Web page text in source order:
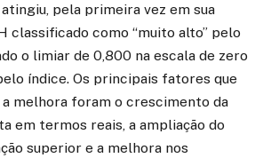
atingiu, pela primeira vez em sua
classificado como “muito alto” pelo
o limiar de 0,800 na escala de zero
índice. Os principais fatores que
melhora foram o crescimento da
em termos reais, a ampliação do
superior e a melhora nos